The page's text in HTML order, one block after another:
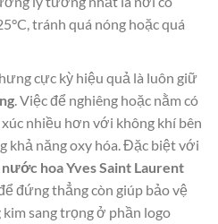
tránh quá nóng hoặc quá
cực kỳ hiệu quả là luôn giữ
. Việc để nghiêng hoặc nằm có
nhiều hơn với không khí bên
khả năng oxy hóa. Đặc biệt với
nước hoa Yves Saint Laurent
đứng thẳng còn giúp bảo vệ
sang trọng ở phần logo